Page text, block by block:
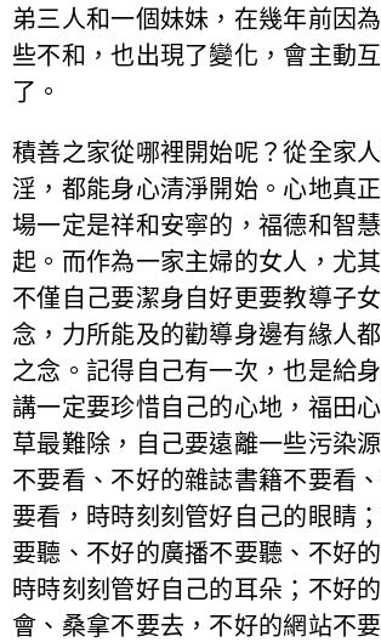
弟三人和一個妹妹，在幾年前因
些不和，也出現了變化，會主動
了。
積善之家從哪裡開始呢？從全家
淫，都能身心清淨開始。心地真
場一定是祥和安寧的，福德和智
起。而作為一家主婦的女人，尤
不僅自己要潔身自好更要教導子
念，力所能及的勸導身邊有緣人
之念。記得自己有一次，也是給
講一定要珍惜自己的心地，福田
草最難除，自己要遠離一些污染
不要看、不好的雜誌書籍不要看
要看，時時刻刻管好自己的眼睛
要聽、不好的廣播不要聽、不好
時時刻刻管好自己的耳朵；不好
會、桑拿不要去，不好的網站不